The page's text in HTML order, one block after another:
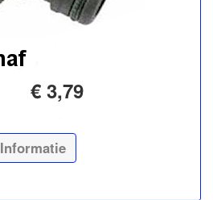
€ 3,79
Informatie